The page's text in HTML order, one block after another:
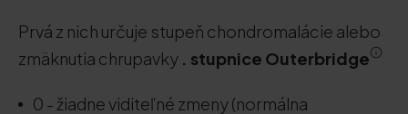
Prvá z nich určuje stupeň chondromalácie alebo
zmäknutia chrupavky . stupnice Outerbridge
0 - žiadne viditeľné zmeny (normálna